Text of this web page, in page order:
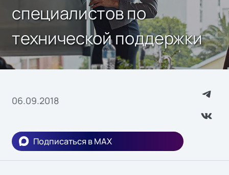
специалистов по
технической поддержки
06.09.2018
Подписаться в MAX